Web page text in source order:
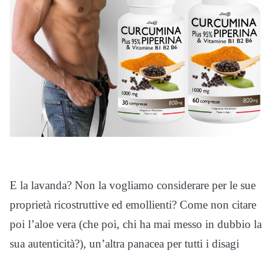
E la lavanda? Non la vogliamo considerare per le sue
proprietà ricostruttive ed emollienti? Come non citare
poi l’aloe vera (che poi, chi ha mai messo in dubbio la
sua autenticità?), un’altra panacea per tutti i disagi